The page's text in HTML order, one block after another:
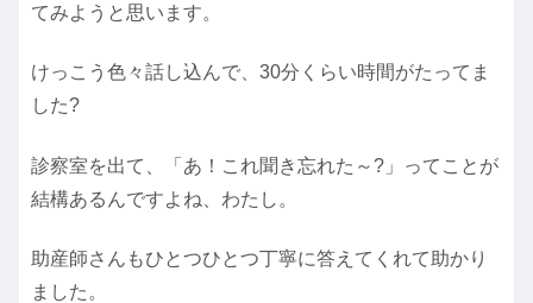
てみようと思います。
けっこう色々話し込んで、30分くらい時間がたってま
した?
診察室を出て、「あ！これ聞き忘れた～?」ってことが
結構あるんですよね、わたし。
助産師さんもひとつひとつ丁寧に答えてくれて助かり
ました。